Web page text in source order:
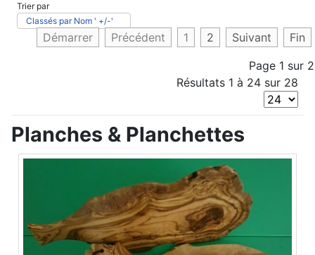
Trier par
Classés par Nom ' +/-'
Démarrer Précédent 1 2 Suivant
Fin
Page 1 sur 2
Résultats 1 à 24 sur 28
Planches & Planchettes